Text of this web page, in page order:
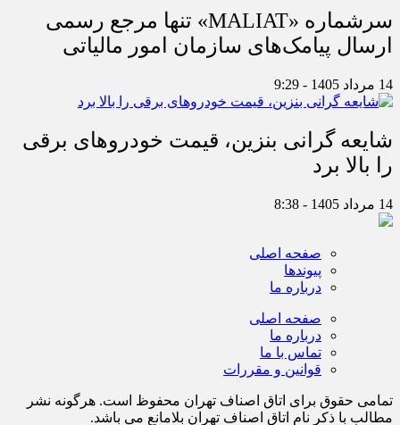
سرشماره «MALIAT» تنها مرجع رسمی
ارسال پیامک‌های سازمان امور مالیاتی
14 مرداد 1405 - 9:29
شایعه گرانی بنزین، قیمت خودروهای برقی
را بالا برد
14 مرداد 1405 - 8:38
صفحه اصلی
پیوندها
درباره ما
صفحه اصلی
درباره ما
تماس با ما
قوانین و مقررات
تمامی حقوق برای اتاق اصناف تهران محفوظ است. هرگونه نشر
مطالب با ذكر نام اتاق اصناف تهران بلامانع مي باشد.